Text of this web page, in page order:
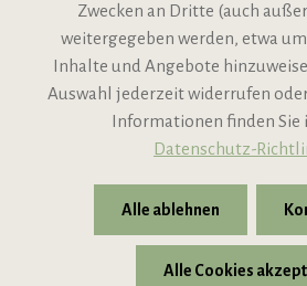
Informationen
Support
* Alle Preise inkl. gesetzl.
Zwecken an Dritte (auch
weitergegeben werden, etwa um
Inhalte und Angebote
Auswahl jederzeit widerrufen
Informationen finden Sie
Datenschutz-
Alle ablehnen
Alle Cookies